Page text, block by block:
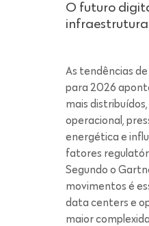
O futuro
As tendências
para 2026
mais
operacional,
energética e
fatores
Segundo o
movimentos é
data centers e
maior